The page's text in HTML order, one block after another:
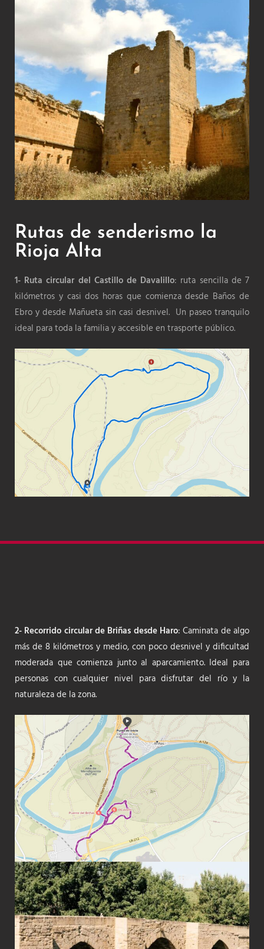
Rutas de senderismo la
Rioja Alta
1- Ruta circular del Castillo de Davalillo: ruta sencilla de 7
kilómetros y casi dos horas que comienza desde Baños de
Ebro y desde Mañueta sin casi desnivel. Un paseo tranquilo
ideal para toda la familia y accesible en trasporte público.
2- Recorrido circular de Briñas desde Haro: Caminata de algo
más de 8 kilómetros y medio, con poco desnivel y dificultad
moderada que comienza junto al aparcamiento. Ideal para
personas con cualquier nivel para disfrutar del río y la
naturaleza de la zona.